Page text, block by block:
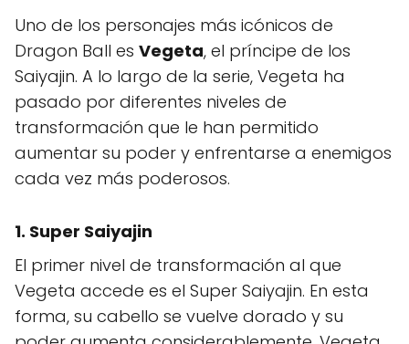
Uno de los personajes más icónicos de
Dragon Ball es Vegeta, el príncipe de los
Saiyajin. A lo largo de la serie, Vegeta ha
pasado por diferentes niveles de
transformación que le han permitido
aumentar su poder y enfrentarse a enemigos
cada vez más poderosos.
1. Super Saiyajin
El primer nivel de transformación al que
Vegeta accede es el Super Saiyajin. En esta
forma, su cabello se vuelve dorado y su